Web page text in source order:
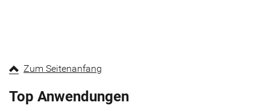
Zum Seitenanfang
Top Anwendungen